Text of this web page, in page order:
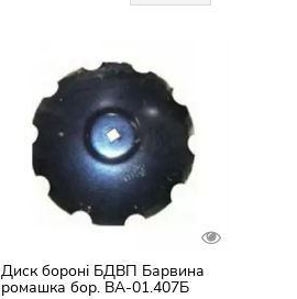
Диск бороні БДВП Барвина
ромашка бор. ВА-01.407Б